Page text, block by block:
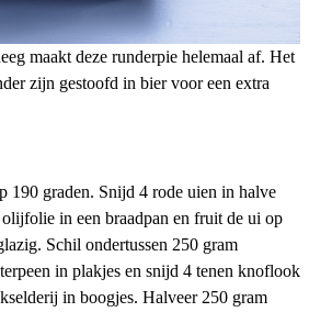
maakt deze runderpie helemaal af. Het
zijn gestoofd in bier voor een extra
190 graden. Snijd 4 rode uien in halve
in een braadpan en fruit de ui op
Schil ondertussen 250 gram
in plakjes en snijd 4 tenen knoflook
in boogjes. Halveer 250 gram